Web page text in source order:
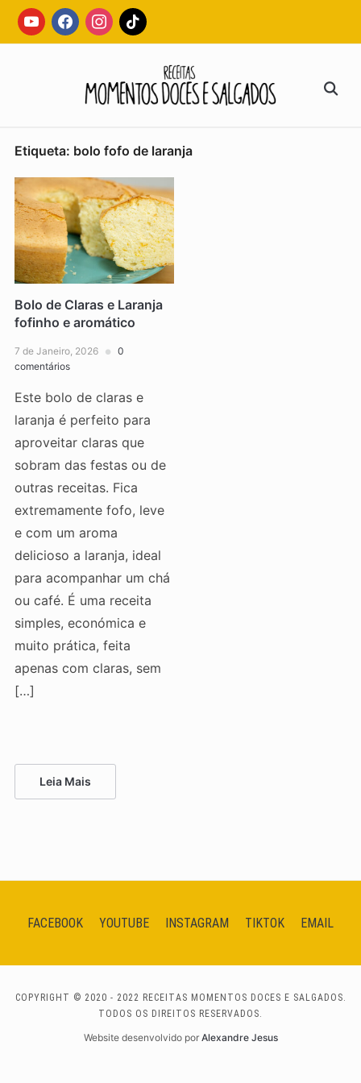
Skipyoutubefacebookinstagram
tiktok
Search
for:
Etiqueta: bolo fofo de laranja
Bolo de Claras e Laranja
fofinho e aromático
7 de Janeiro, 2026
0
comentários
Este bolo de claras e
laranja é perfeito para
aproveitar claras que
sobram das festas ou de
outras receitas. Fica
extremamente fofo, leve
e com um aroma
delicioso a laranja, ideal
para acompanhar um chá
ou café. É uma receita
simples, económica e
muito prática, feita
apenas com claras, sem
[…]
Leia Mais
FACEBOOK YOUTUBE INSTAGRAM TIKTOK EMAIL
COPYRIGHT © 2020 - 2022 RECEITAS MOMENTOS DOCES E SALGADOS.
TODOS OS DIREITOS RESERVADOS.
Website desenvolvido por Alexandre Jesus